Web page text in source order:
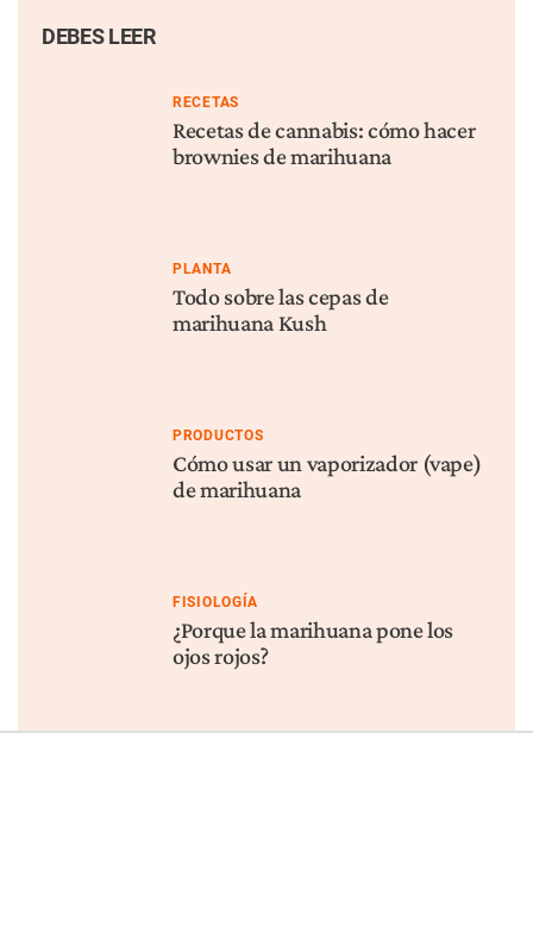
DEBES LEER
RECETAS
Recetas de cannabis: cómo hacer
brownies de marihuana
PLANTA
Todo sobre las cepas de
marihuana Kush
PRODUCTOS
Cómo usar un vaporizador (vape)
de marihuana
FISIOLOGÍA
¿Porque la marihuana pone los
ojos rojos?